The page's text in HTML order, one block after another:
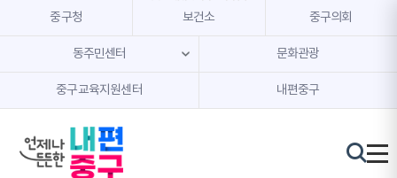
본문 내용 바로가기
주메뉴 바로가기
중구청 보건소 중구의회
동주민센터 문화관광
중구교육지원센터 내편중구